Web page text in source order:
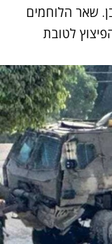
שאר הלוחמים
לטובת